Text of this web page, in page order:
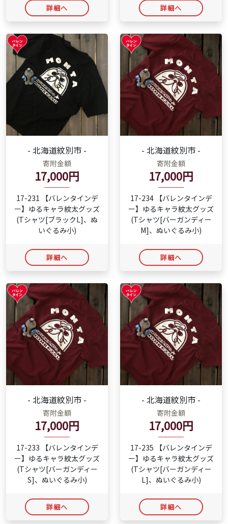
詳細へ 詳細へ
- 北海道紋別市 -
寄附金額
17,000円
17-231 【バレンタインデ
ー】ゆるキャラ紋太グッズ
(Tシャツ[ブラックL]、ぬ
いぐるみ小)
詳細へ
- 北海道紋別市 -
寄附金額
17,000円
17-234 【バレンタインデ
ー】ゆるキャラ紋太グッズ
(Tシャツ[バーガンディー
M]、ぬいぐるみ小)
詳細へ
- 北海道紋別市 -
寄附金額
17,000円
17-233 【バレンタインデ
ー】ゆるキャラ紋太グッズ
(Tシャツ[バーガンディー
S]、ぬいぐるみ小)
詳細へ
- 北海道紋別市 -
寄附金額
17,000円
17-235 【バレンタインデ
ー】ゆるキャラ紋太グッズ
(Tシャツ[バーガンディー
L]、ぬいぐるみ小)
詳細へ